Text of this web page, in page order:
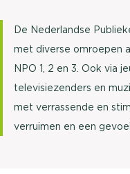
De Nederlandse
met diverse omroepen
NPO 1, 2 en 3. Ook via
televisiezenders en
met verrassende en
verruimen en een